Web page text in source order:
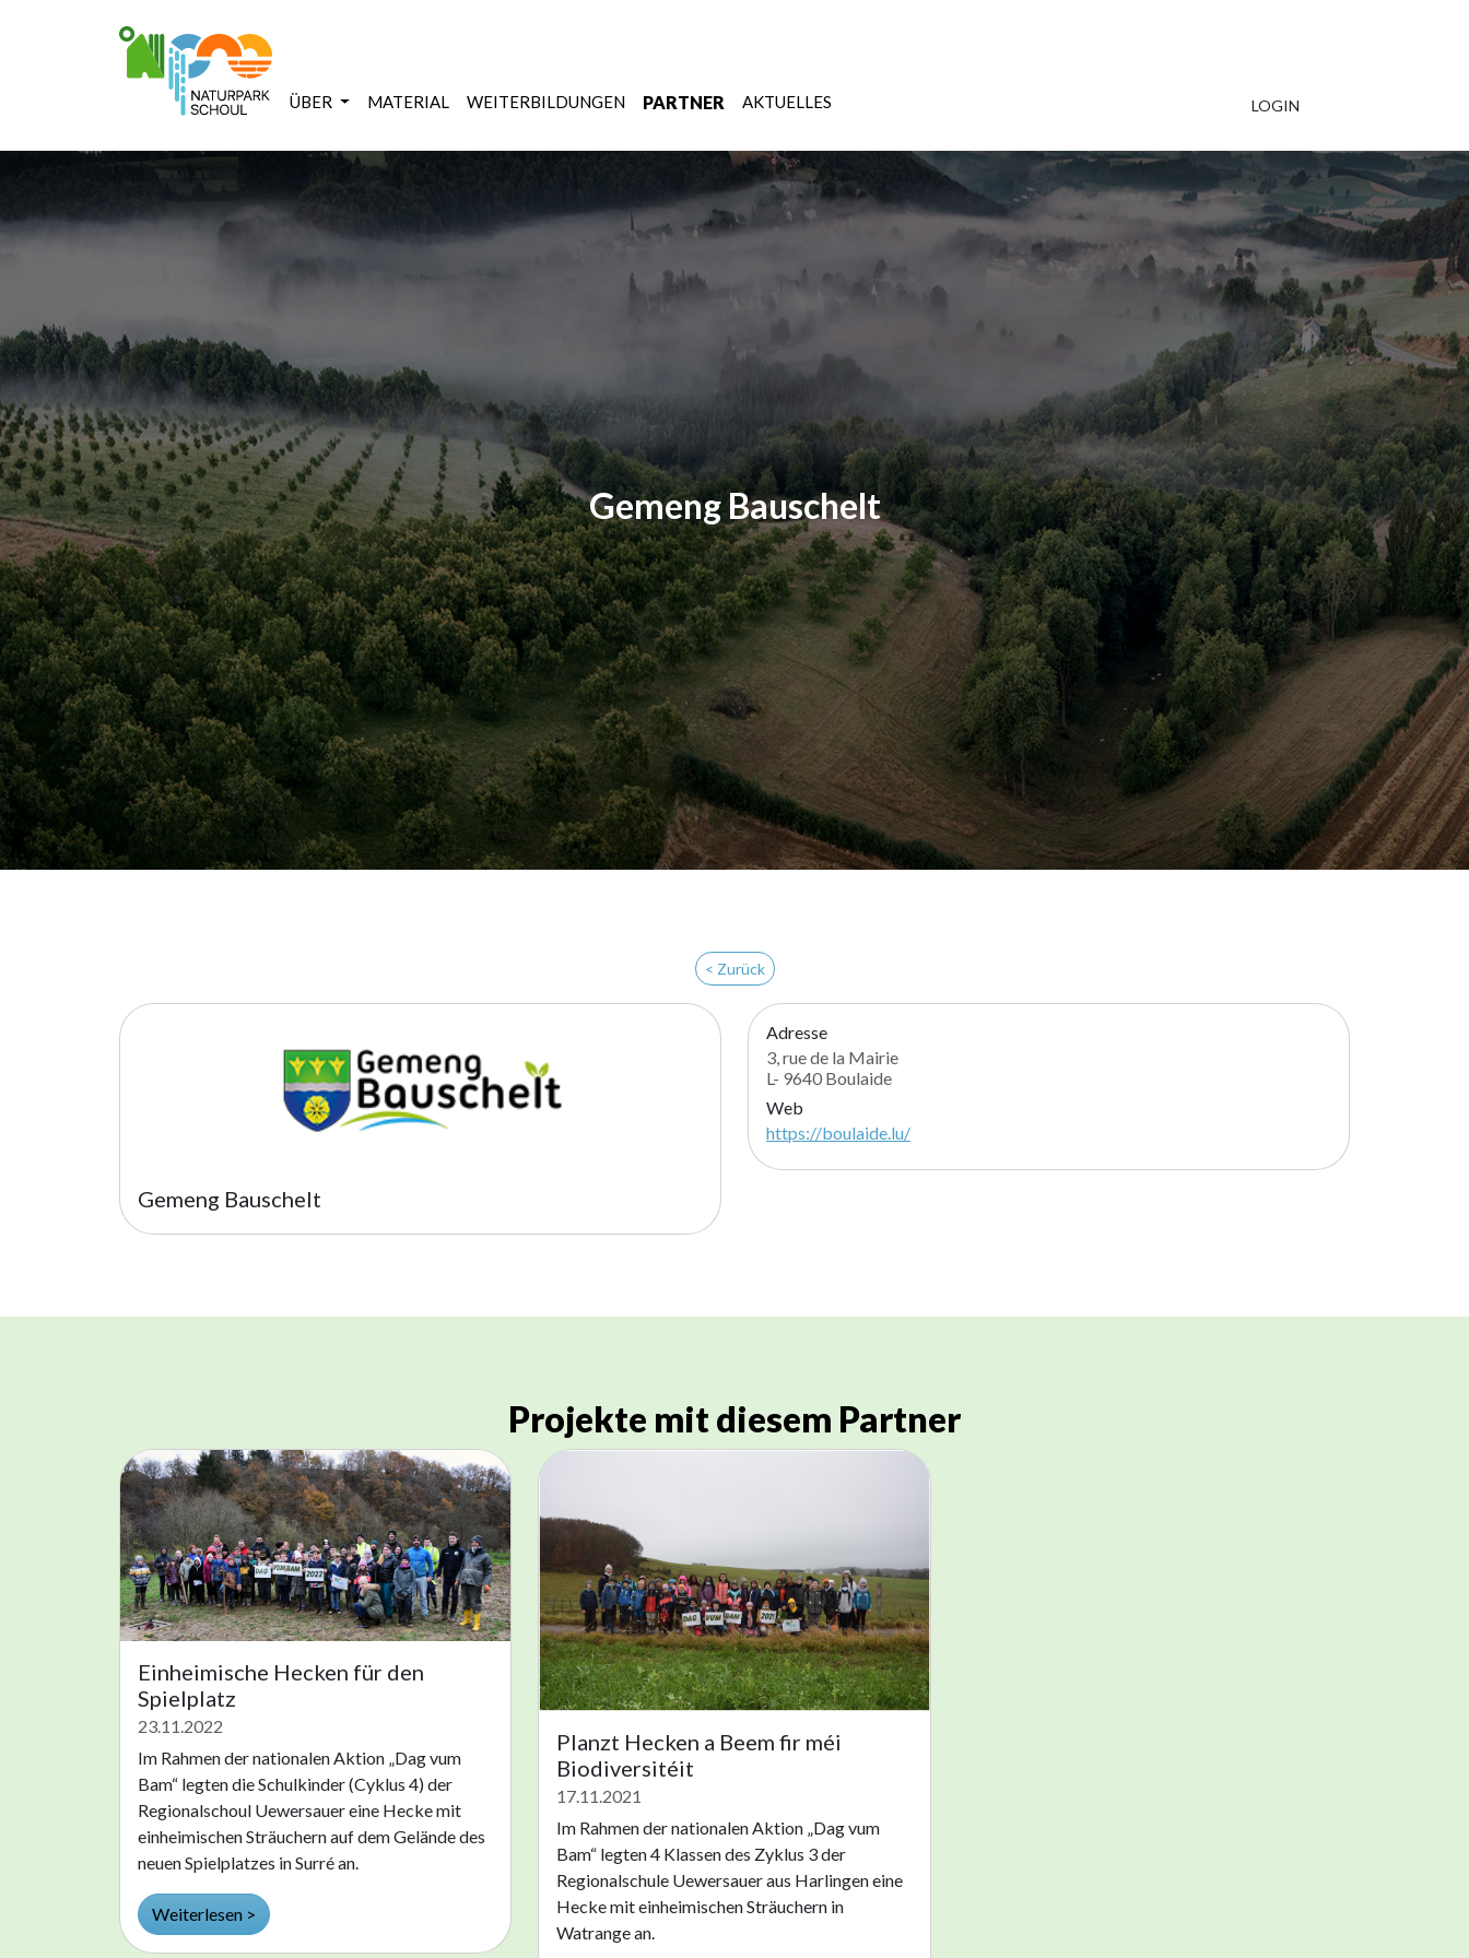
ÜBER MATERIAL WEITERBILDUNGEN PARTNER AKTUELLES LOGIN
Gemeng Bauschelt
< Zurück
Gemeng Bauschelt
Adresse
3, rue de la Mairie
L- 9640 Boulaide
Web
https://boulaide.lu/
Projekte mit diesem Partner
Einheimische Hecken für den
Spielplatz
23.11.2022
Im Rahmen der nationalen Aktion „Dag vum
Bam“ legten die Schulkinder (Cyklus 4) der
Regionalschoul Uewersauer eine Hecke mit
einheimischen Sträuchern auf dem Gelände des
neuen Spielplatzes in Surré an.
Weiterlesen >
Planzt Hecken a Beem fir méi
Biodiversitéit
17.11.2021
Im Rahmen der nationalen Aktion „Dag vum
Bam“ legten 4 Klassen des Zyklus 3 der
Regionalschule Uewersauer aus Harlingen eine
Hecke mit einheimischen Sträuchern in
Watrange an.